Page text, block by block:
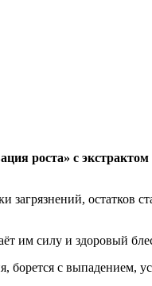
роста» с экстрактом
загрязнений, остатков
им силу и здоровый
борется с выпадением,